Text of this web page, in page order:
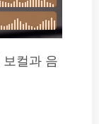
컬과 음